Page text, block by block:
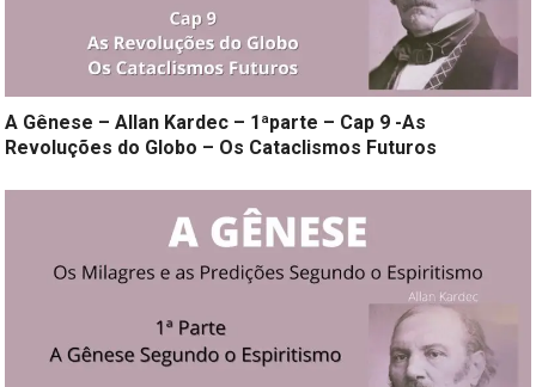
A Gênese – Allan Kardec – 1ªparte – Cap 9 -As
Revoluções do Globo – Os Cataclismos Futuros